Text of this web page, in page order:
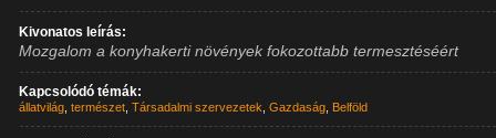
Kivonatos leírás:
Mozgalom a konyhakerti növények fokozottabb termesztéséért
Kapcsolódó témák:
állatvilág ,természet ,Társadalmi szervezetek ,Gazdaság Belföld